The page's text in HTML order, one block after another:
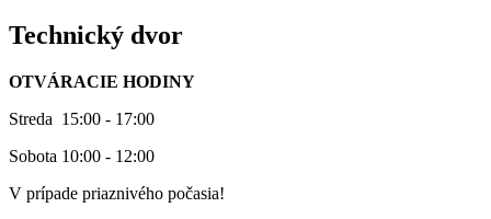
Technický dvor
OTVÁRACIE HODINY
Streda 15:00 - 17:00
Sobota 10:00 - 12:00
V prípade priaznivého počasia!